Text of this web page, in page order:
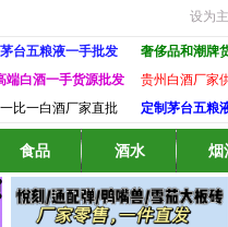
设为
茅台五粮液一手批发
奢侈品和潮牌
端白酒一手货源批发
贵州白酒厂家
一比一白酒厂家直批 定制茅台五粮
食品 酒水 烟